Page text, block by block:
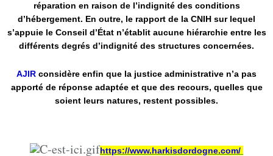
réparation en raison de l’indignité des conditions
d’hébergement. En outre, le rapport de la CNIH sur lequel
s’appuie le Conseil d’État n’établit aucune hiérarchie entre les
différents degrés d’indignité des structures concernées.
AJIR considère enfin que la justice administrative n’a pas
apporté de réponse adaptée et que des recours, quelles que
soient leurs natures, restent possibles.
https://www.harkisdordogne.com/